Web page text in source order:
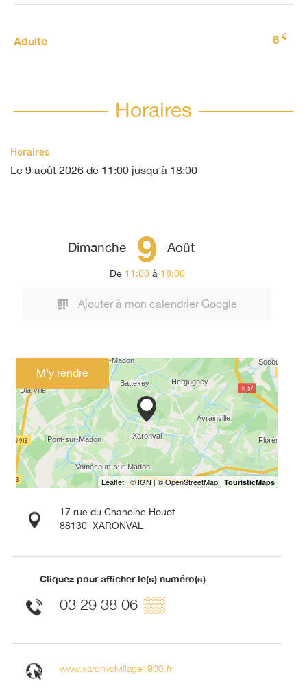
Adulte 6 €
Horaires
Horaires
Le 9 août 2026 de 11:00 jusqu'à 18:00
Dimanche 9 Août
De 11:00 à 18:00
Ajouter à mon calendrier Google
M'y rendre
17 rue du Chanoine Houot
88130 XARONVAL
Cliquez pour afficher le(s) numéro(s)
03 29 38 06 ▒▒
www.xaronvalvillage1900.fr